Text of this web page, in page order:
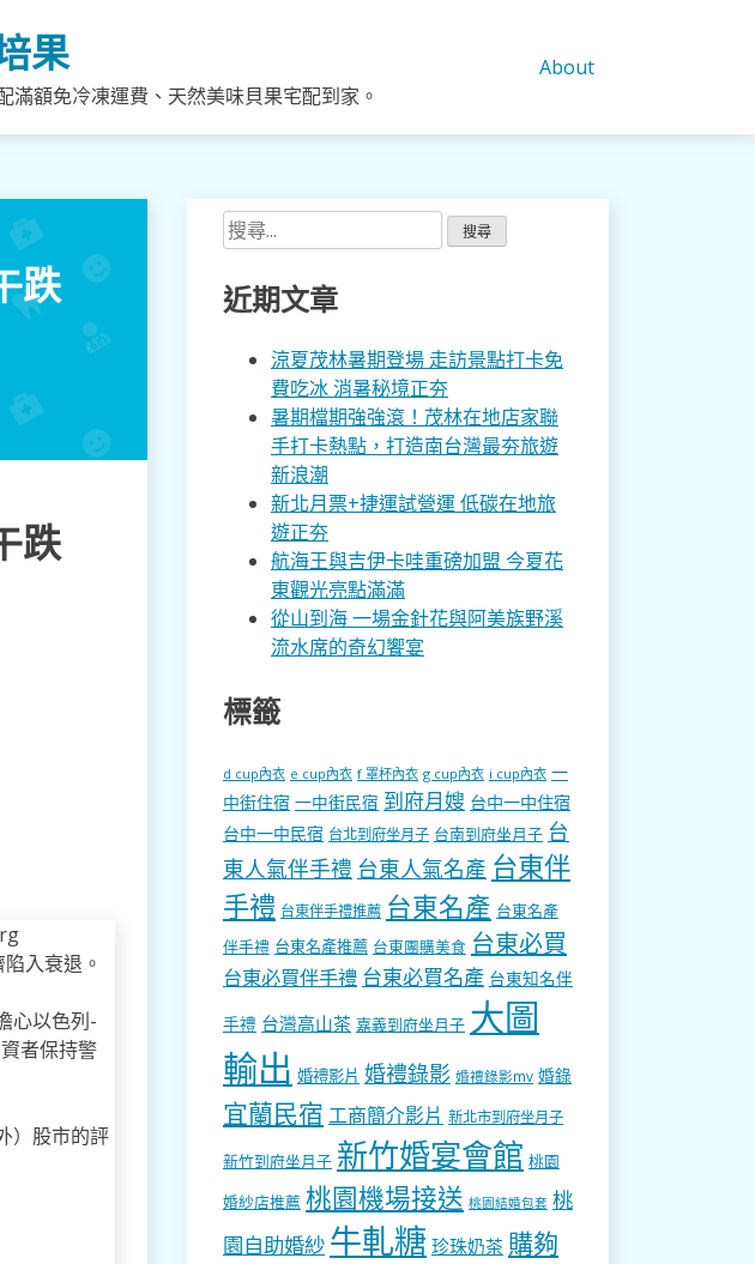
果
額免冷凍運費、天然美味貝果宅配到家。
About
跌
跌
入衰退。
心以色列-
者保持警
）股市的評
搜
尋
關
鍵
近期文章
涼夏茂林暑期登場 走訪景點打卡免
費吃冰 消暑秘境正夯
暑期檔期強強滾！茂林在地店家聯
手打卡熱點，打造南台灣最夯旅遊
新浪潮
新北月票+捷運試營運 低碳在地旅
遊正夯
航海王與吉伊卡哇重磅加盟 今夏花
東觀光亮點滿滿
從山到海 一場金針花與阿美族野溪
流水席的奇幻饗宴
標籤
d cup內衣 e cup內衣 f 罩杯內衣 g cup內衣 i cup內衣 一
中街住宿 一中街民宿 到府月嫂 台中一中住宿
台中一中民宿 台北到府坐月子 台南到府坐月子 台
東人氣伴手禮 台東人氣名產 台東伴
手禮 台東伴手禮推薦 台東名產 台東名產
伴手禮 台東名產推薦 台東團購美食 台東必買
台東必買伴手禮 台東必買名產 台東知名伴
手禮 台灣高山茶 嘉義到府坐月子 大圖
輸出 婚禮影片 婚禮錄影 婚禮錄影mv 婚錄
宜蘭民宿 工商簡介影片 新北市到府坐月子
新竹到府坐月子 新竹婚宴會館 桃園
婚紗店推薦 桃園機場接送 桃園結婚包套 桃
園自助婚紗 牛軋糖 珍珠奶茶 購夠